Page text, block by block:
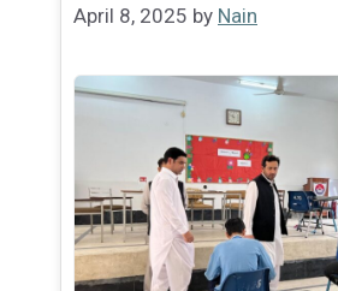
April 8, 2025 by Nain